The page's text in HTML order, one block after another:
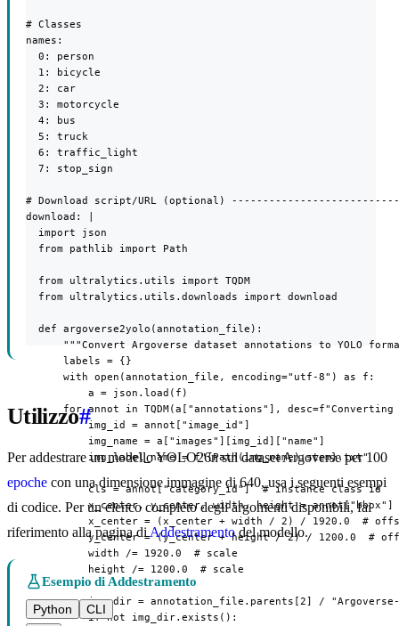
# Classes
names:
  0: person
  1: bicycle
  2: car
  3: motorcycle
  4: bus
  5: truck
  6: traffic_light
  7: stop_sign
# Download script/URL (optional)
download: |
  import json
  from pathlib import Path
  from ultralytics.utils import TQDM
  from ultralytics.utils.downloads import download
  def argoverse2yolo(annotation_file):
"""Convert Argoverse dataset annotations to YOLO
      labels = {}
      with open(annotation_file, encoding="utf-8") as f:
          a = json.load(f)
for annot in TQDM(a["annotations"],
          img_id = annot["image_id"]
          img_name = a["images"][img_id]["name"]
          img_label_name = f"{Path(img_name).stem}.txt"
          cls = annot["category_id"]  # instance class id
          x_center, y_center, width, height = annot["bbox"]
x_center = (x_center + width / 2) / 1920.0  #
y_center = (y_center + height / 2) / 1200.0  #
          width /= 1920.0  # scale
          height /= 1200.0  # scale
img_dir = annotation_file.parents[2] /
          if not img_dir.exists():
Utilizzo#
Per addestrare un modello YOLO26n sul dataset Argoverse per 100
epoche con una dimensione immagine di 640, usa i seguenti esempi
di codice. Per un elenco completo degli argomenti disponibili, fai
riferimento alla pagina di Addestramentodel modello.
Esempio di Addestramento
Python
CLI